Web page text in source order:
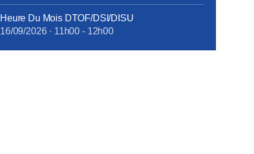
Heure Du Mois DTOF/DSI/DISU
16/09/2026· 11h00 - 12h00